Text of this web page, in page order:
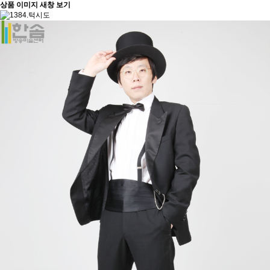
상품 이미지 새창 보기